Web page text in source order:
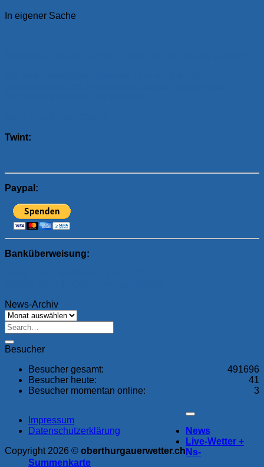
In eigener Sache
Twint:
Paypal:
Banküberweisung:
News-Archiv
News-
Archiv
Besucher
491696
Besucher gesamt:
41
Besucher heute:
3
Besucher momentan online:
Impressum
Datenschutzerklärung
Copyright 2026 © oberthurgauerwetter.ch
News
Live-Wetter +
Ns-
Summenkarte